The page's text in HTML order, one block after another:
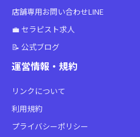
店舗専用お問い合わせLINE
💼 セラピスト求人
📝 公式ブログ
運営情報・規約
リンクについて
利用規約
プライバシーポリシー